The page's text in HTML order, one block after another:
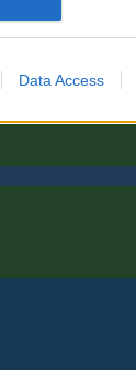
Data Access